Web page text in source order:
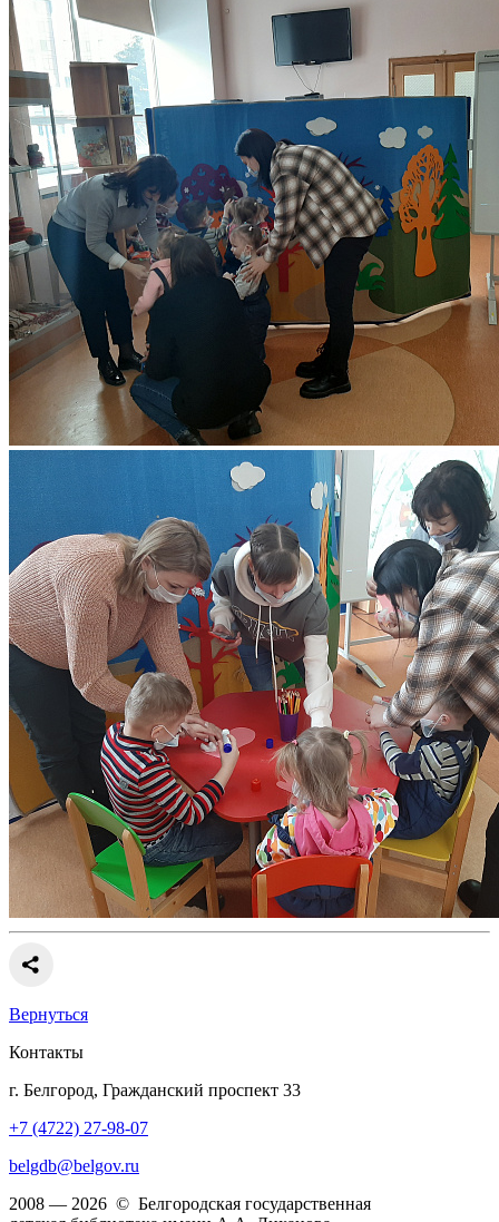
Вернуться
Контакты
г. Белгород, Гражданский проспект 33
+7 (4722) 27-98-07
belgdb@belgov.ru
2008 — 2026 © Белгородская государственная